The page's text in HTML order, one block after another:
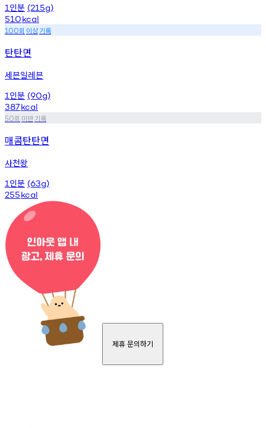
1 인분 (215g)
510kcal
100회 이상기록
탄탄면
세븐일레븐
1 인분 (90g)
387kcal
50회 미만기록
매콤탄탄면
사천왕
1 인분 (63g)
255kcal
제휴 문의하기